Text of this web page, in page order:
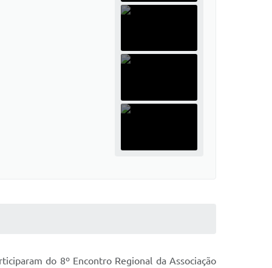
do 8º Encontro Regional da Associação